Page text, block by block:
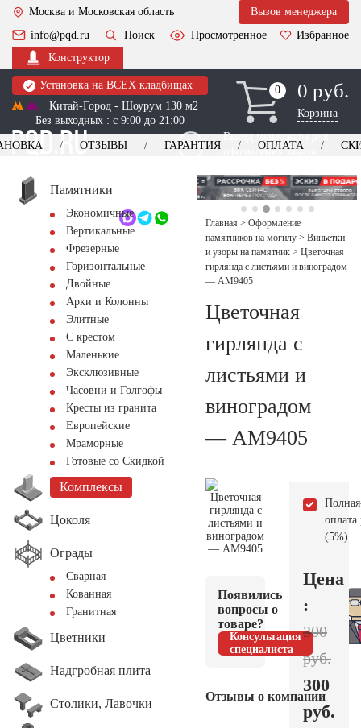
Москва и Московская область
Вызов менеджера
info@pqd.ru
Поиск Просмотренное
Избранное
Конструктор
Установка на ВСЕХ кладбищах
Китай-Город - Шоурум 130 м2
Без выходных : с 9:00 до 21:00
0
0 0 руб.
Корзина
Выезд менеджера для
оформления заказа
+7 (495) 518-44-23
Обратный звонок
ОТЗЫВЫ ГАРАНТИЯ ОПЛАТА
Памятники
Экономичные
Вертикальные
Фрезерные
Горизонтальные
Двойные
Арки и Колонны
Элитные
С крестом
Маленькие
Эксклюзивные
Часовни и Голгофы
Кресты из гранита
Европейские
Мраморные
Готовые со Скидкой
Комплексы
Цоколя
Ограды
Сварная
Кованная
Гранитная
Цветники
Надгробная плита
Столики, Лавочки
Главная > Оформление
памятников на могилу > Виньетки
и узоры на памятник > Цветочная
гирлянда с листьями и виноградом
— AM9405
Цветочная
гирлянда с
листьями и
виноградом
— AM9405
Появились
вопросы о
товаре?
Консультация
специалиста
Отзывы о компании
Полная
оплата
(5%)
Цена
:
300
руб.
300
руб.